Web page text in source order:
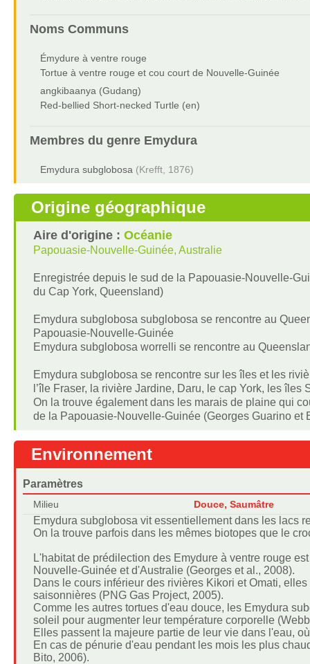
Noms Communs
Émydure à ventre rouge
Tortue à ventre rouge et cou court de Nouvelle-Guinée
angkibaanya (Gudang)
Red-bellied Short-necked Turtle (en)
Membres du genre Emydura
Emydura subglobosa (Krefft, 1876)
Origine géographique
Aire d'origine : Océanie
Papouasie-Nouvelle-Guinée, Australie
Enregistrée depuis le sud de la Papouasie-Nouvelle-
du Cap York, Queensland)
Emydura subglobosa subglobosa se rencontre au
Papouasie-Nouvelle-Guinée
Emydura subglobosa worrelli se rencontre au
Emydura subglobosa se rencontre sur les îles et les
l’île Fraser, la rivière Jardine, Daru, le cap York, les
On la trouve également dans les marais de plaine qui
de la Papouasie-Nouvelle-Guinée (Georges Guarino et
Environnement
Paramètres
Milieu Douce, Saumâtre
Emydura subglobosa vit essentiellement dans les lacs
On la trouve parfois dans les mêmes biotopes que le
L'habitat de prédilection des Emydure à ventre rouge
Nouvelle-Guinée et d'Australie (Georges et al., 2008).
Dans le cours inférieur des rivières Kikori et Omati,
saisonnières (PNG Gas Project, 2005).
Comme les autres tortues d'eau douce, les Emydura
soleil pour augmenter leur température corporelle
Elles passent la majeure partie de leur vie dans l'eau,
En cas de pénurie d'eau pendant les mois les plus
Bito, 2006).